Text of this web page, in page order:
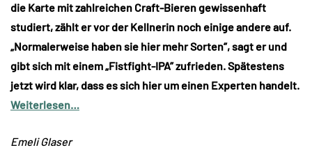
die Karte mit zahlreichen Craft-Bieren gewissenhaft
studiert, zählt er vor der Kellnerin noch einige andere auf.
„Normalerweise haben sie hier mehr Sorten”, sagt er und
gibt sich mit einem „Fistfight-IPA” zufrieden. Spätestens
jetzt wird klar, dass es sich hier um einen Experten handelt.
Weiterlesen…
Emeli Glaser